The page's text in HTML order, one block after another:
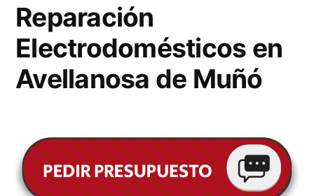
Reparación
Electrodomésticos en
Avellanosa de Muñó